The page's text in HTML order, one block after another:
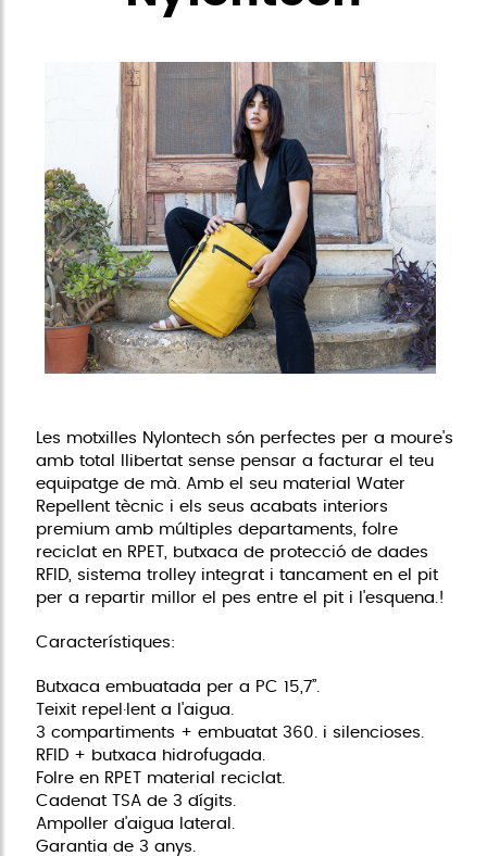
Les motxilles Nylontech són perfectes per a moure's
amb total llibertat sense pensar a facturar el teu
equipatge de mà. Amb el seu material Water
Repellent tècnic i els seus acabats interiors
premium amb múltiples departaments, folre
reciclat en RPET, butxaca de protecció de dades
RFID, sistema trolley integrat i tancament en el pit
per a repartir millor el pes entre el pit i l'esquena.!
Característiques:
Butxaca embuatada per a PC 15,7”.
Teixit repel·lent a l'aigua.
3 compartiments + embuatat 360. i silencioses.
RFID + butxaca hidrofugada.
Folre en RPET material reciclat.
Cadenat TSA de 3 dígits.
Ampoller d'aigua lateral.
Garantia de 3 anys.